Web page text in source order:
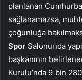
planlanan
sağlanamazsa,
çoğunluğa
Spor Salonunda
başkanının
Kurulu’nda 9 bin